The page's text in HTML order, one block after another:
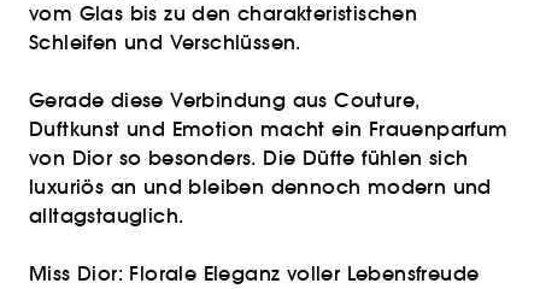
vom Glas bis zu den charakteristischen
Schleifen und Verschlüssen.
Gerade diese Verbindung aus Couture,
Duftkunst und Emotion macht ein Frauenparfum
von Dior so besonders. Die Düfte fühlen sich
luxuriös an und bleiben dennoch modern und
alltagstauglich.
Miss Dior: Florale Eleganz voller Lebensfreude